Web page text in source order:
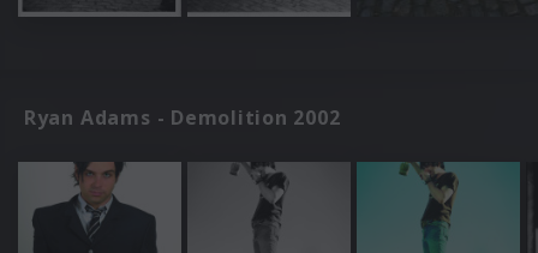
Ryan Adams - Demolition 2002